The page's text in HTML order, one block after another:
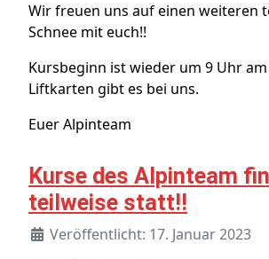
Wir freuen uns auf einen weiteren
Schnee mit euch!!
Kursbeginn ist wieder um 9 Uhr
Liftkarten gibt es bei uns.
Euer Alpinteam
Kurse des Alpinteam
teilweise statt!!
Veröffentlicht: 17. Januar 2023